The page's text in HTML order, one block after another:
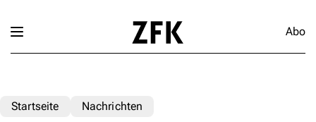
Abo
Startseite Nachrichten